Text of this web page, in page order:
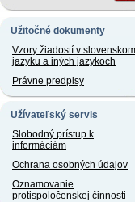
Užitočné dokumenty
Vzory žiadostí v slovenskom
jazyku a iných jazykoch
Právne predpisy
Užívateľský servis
Slobodný prístup k
informáciám
Ochrana osobných údajov
Oznamovanie
protispoločenskej činnosti